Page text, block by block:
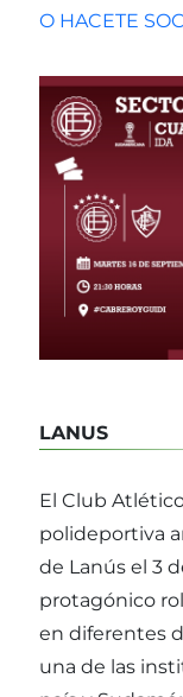
O HACETE
LANUS
El Club
polideportiva
de Lanús el 3
protagónico
en diferentes
una de las